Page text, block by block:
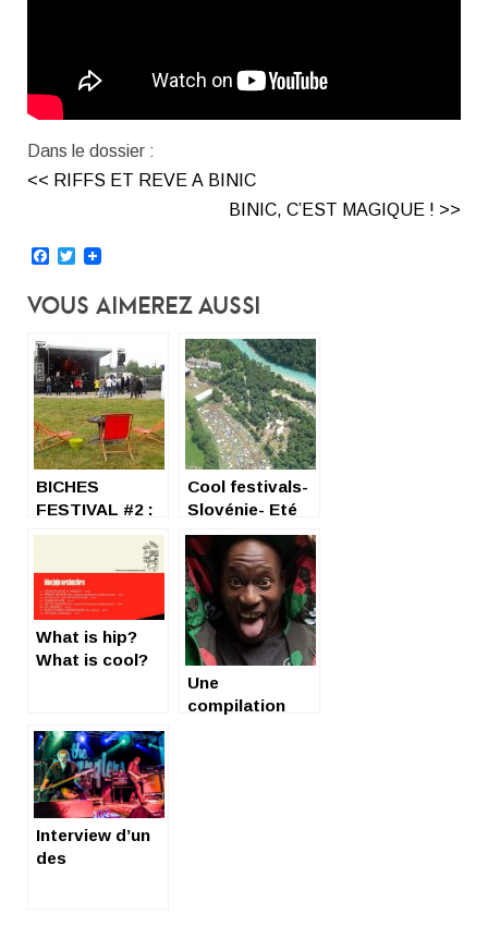
Dans le dossier :
<< RIFFS ET REVE A BINIC
BINIC, C’EST MAGIQUE ! >>
Facebook
Twitter
Vous Aimerez Aussi
BICHES
FESTIVAL #2 :
« BORNE » TO
Cool festivals-
Slovénie- Eté
2018 !
What is hip?
What is cool?
Une
compilation
Interview d’un
des